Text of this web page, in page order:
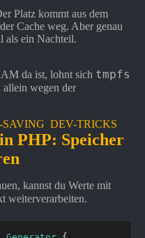
Platz kommt aus dem
Cache weg. Aber genau
als ein Nachteil.
da ist, lohnt sich tmpfs
allein wegen der
SAVING DEV-TRICKS
PHP: Speicher
kannst du Werte mit
weiterverarbeiten.